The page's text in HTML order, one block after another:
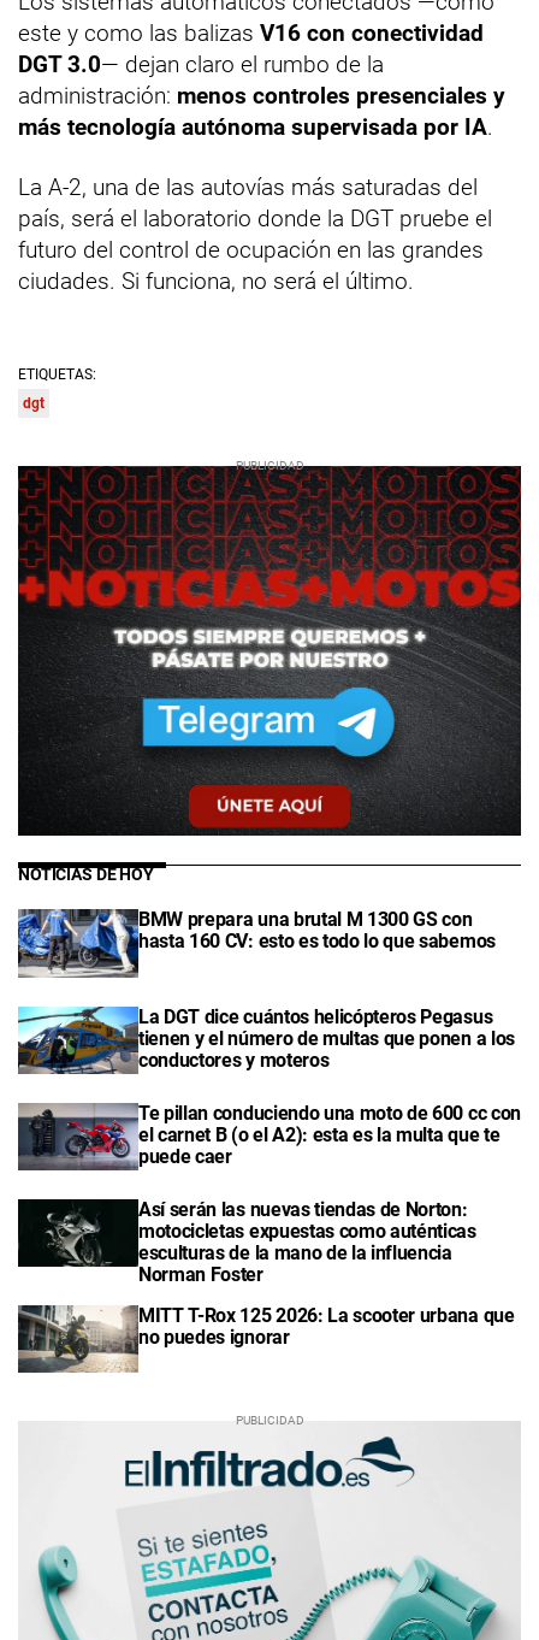
este y como las balizas V16 con conectividad
DGT 3.0— dejan claro el rumbo de la
administración: menos controles presenciales y
más tecnología autónoma supervisada por IA.
La A-2, una de las autovías más saturadas del
país, será el laboratorio donde la DGT pruebe el
futuro del control de ocupación en las grandes
ciudades. Si funciona, no será el último.
ETIQUETAS:
dgt
NOTICIAS DE HOY
BMW prepara una brutal M 1300 GS con
hasta 160 CV: esto es todo lo que sabemos
La DGT dice cuántos helicópteros Pegasus
tienen y el número de multas que ponen a los
conductores y moteros
Te pillan conduciendo una moto de 600 cc con
el carnet B (o el A2): esta es la multa que te
puede caer
Así serán las nuevas tiendas de Norton:
motocicletas expuestas como auténticas
esculturas de la mano de la influencia
Norman Foster
MITT T-Rox 125 2026: La scooter urbana que
no puedes ignorar